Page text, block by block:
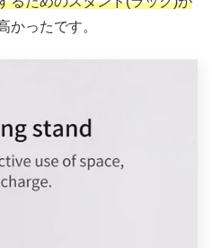
かったです。